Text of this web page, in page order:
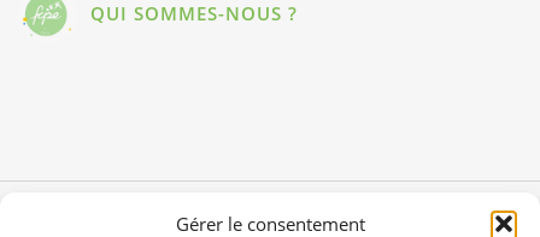
Gérer le consentement
QUI SOMMES-NOUS ?